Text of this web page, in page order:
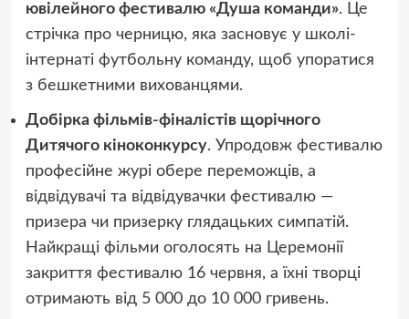
ювілейного фестивалю «Душа команди». Це
стрічка про черницю, яка засновує у школі-
інтернаті футбольну команду, щоб упоратися
з бешкетними вихованцями.
Добірка фільмів-фіналістів щорічного
Дитячого кіноконкурсу. Упродовж фестивалю
професійне журі обере переможців, а
відвідувачі та відвідувачки фестивалю —
призера чи призерку глядацьких симпатій.
Найкращі фільми оголосять на Церемонії
закриття фестивалю 16 червня, а їхні творці
отримають від 5 000 до 10 000 гривень.